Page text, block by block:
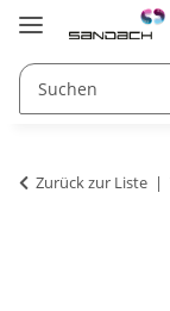
Zurück zur Liste